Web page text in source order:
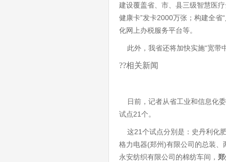
建设覆盖省、市、县三级智慧医
健康卡”发卡2000万张；构建全省
化网上办税服务平台等。
此外，我省还将加快实施“宽带
??相关新闻
日前，记者从省工业和信息化
试点21个。
这21个试点分別是：史丹利化
格力电器(郑州)有限公司的总装
永安纺织有限公司的棉纺车间，